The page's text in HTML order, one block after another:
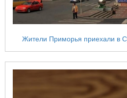
Жители Приморья приехали в